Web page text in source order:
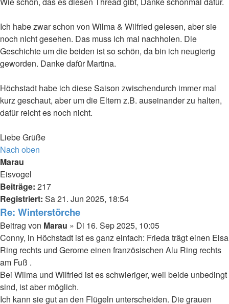
Ich habe zwar schon von Wilma & Wilfried gelesen, aber sie
noch nicht gesehen. Das muss ich mal nachholen. Die
Geschichte um die beiden ist so schön, da bin ich neugierig
geworden. Danke dafür Martina.
Höchstadt habe ich diese Saison zwischendurch immer mal
kurz geschaut, aber um die Eltern z.B. auseinander zu halten,
dafür reicht es noch nicht.
Liebe Grüße
Nach oben
Marau
Eisvogel
Beiträge: 217
Registriert: Sa 21. Jun 2025, 18:54
Re: Winterstörche
Beitrag von Marau » Di 16. Sep 2025, 10:05
Conny, in Höchstadt ist es ganz einfach: Frieda trägt einen Elsa
Ring rechts und Gerome einen französischen Alu Ring rechts
am Fuß .
Bei Wilma und Wilfried ist es schwieriger, weil beide unbedingt
sind, ist aber möglich.
Ich kann sie gut an den Flügeln unterscheiden. Die grauen